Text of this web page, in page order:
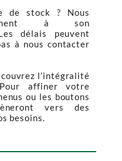
de stock ? Nous
à son
délais peuvent
à nous contacter
l’intégralité
affiner votre
ou les boutons
vers des
besoins.